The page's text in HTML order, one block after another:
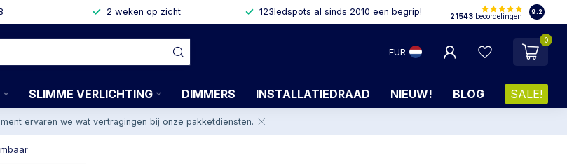
2 weken op zicht 123ledspots al sinds 2010 een begrip! 21543 beoordelingen
9.2
EUR
0
SLIMME VERLICHTING DIMMERS INSTALLATIEDRAAD NIEUW! BLOG SALE!
ervaren we wat vertragingen bij onze pakketdiensten.